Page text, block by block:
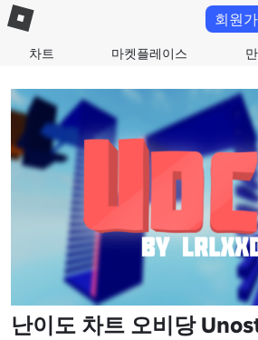
차트 마켓플레이스
회원
난이도 차트 오비당